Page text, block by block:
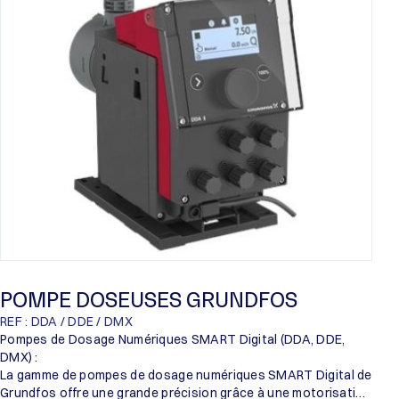
POMPE DOSEUSES GRUNDFOS
REF : DDA / DDE / DMX
Pompes de Dosage Numériques SMART Digital (DDA, DDE,
DMX) :
La gamme de pompes de dosage numériques SMART Digital de
Grundfos offre une grande précision grâce à une motorisation